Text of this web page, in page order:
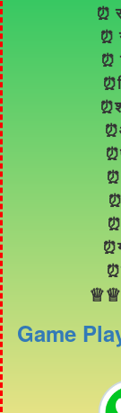
⏰
⏰
⏰
♕♕
Game